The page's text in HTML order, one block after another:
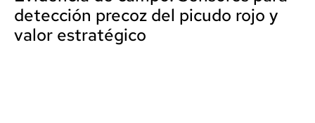
detección precoz del picudo rojo y
valor estratégico